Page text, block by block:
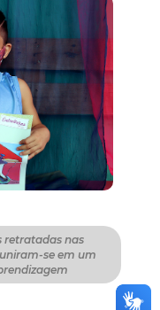
retratadas nas
se em um